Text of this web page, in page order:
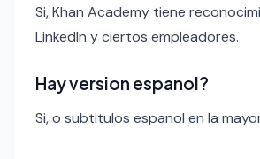
Si, Khan Academy tiene
LinkedIn y ciertos empleadores.
Hay version espanol?
Si, o subtitulos espanol en la